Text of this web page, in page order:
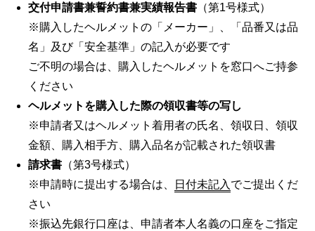
交付申請書兼誓約書兼実績報告書 （第1号様式）
※購入したヘルメットの「メーカー」、「品番又は品
名」及び「安全基準」の記入が必要です
ご不明の場合は、購入したヘルメットを窓口へご持参
ください
ヘルメットを購入した際の領収書等の写し
※申請者又はヘルメット着用者の氏名、領収日、領収
金額、購入相手方、購入品名が記載された領収書
請求書 （第3号様式）
※申請時に提出する場合は、
日付未記入 でご提出くだ
さい
※振込先銀行口座は、申請者本人名義の口座をご指定